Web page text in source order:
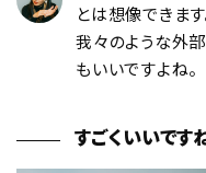
とは想像できま
我々のような外
もいいですよね。
すごくいいです